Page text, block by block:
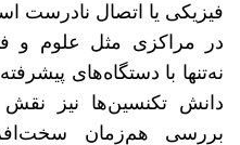
فیزیکی یا اتصال نادرست
در مراکزی مثل علوم و
نه‌تنها با دستگاه‌های
دانش تکنسین‌ها نیز نقش